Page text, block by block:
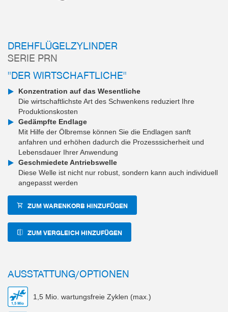
DREHFLÜGELZYLINDER
SERIE PRN
"DER WIRTSCHAFTLICHE"
Konzentration auf das Wesentliche
Die wirtschaftlichste Art des Schwenkens reduziert Ihre
Produktionskosten
Gedämpfte Endlage
Mit Hilfe der Ölbremse können Sie die Endlagen sanft
anfahren und erhöhen dadurch die Prozesssicherheit und
Lebensdauer Ihrer Anwendung
Geschmiedete Antriebswelle
Diese Welle ist nicht nur robust, sondern kann auch individuell
angepasst werden
ZUM WARENKORB HINZUFÜGEN
ZUM VERGLEICH HINZUFÜGEN
AUSSTATTUNG/OPTIONEN
1,5 Mio. wartungsfreie Zyklen (max.)